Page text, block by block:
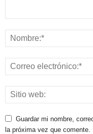
Guardar mi nombre,
la próxima vez que comente.